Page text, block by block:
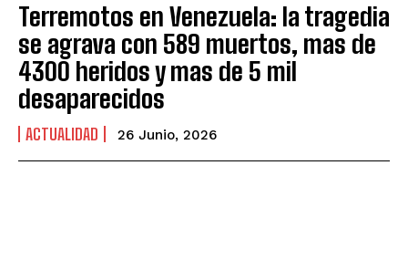
Terremotos en Venezuela: la tragedia
se agrava con 589 muertos, mas de
4300 heridos y mas de 5 mil
desaparecidos
ACTUALIDAD 26 Junio, 2026